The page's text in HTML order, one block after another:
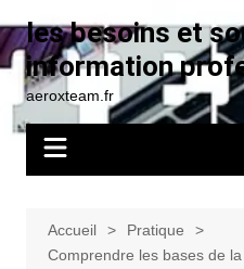
au
contenu
les besoins et
information
aeroxteam.fr
Accueil
Pratique
Comprendre les bases de